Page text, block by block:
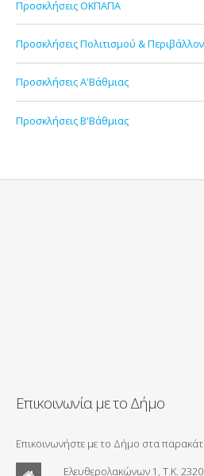
Προσκλήσεις ΟΚΠΑΠΑ
Προσκλήσεις Πολιτισμού &
Προσκλήσεις Α'Βάθμιας
Προσκλήσεις Β'Βάθμιας
Επικοινωνία με το Δήμο
Επικοινωνήστε με το Δήμο στα
Ελευθερολακώνων 1, Τ.Κ.